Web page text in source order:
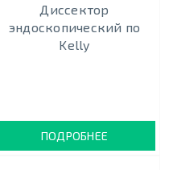
Диссектор
эндоскопический по
Kelly
ПОДРОБНЕЕ